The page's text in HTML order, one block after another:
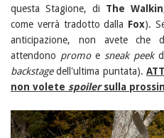
questa Stagione, di The
come verrà tradotto dalla Fox).
anticipazione, non avete che
attendono promoe sneak peek
backstagedell'ultima puntata).
non volete spoilersulla